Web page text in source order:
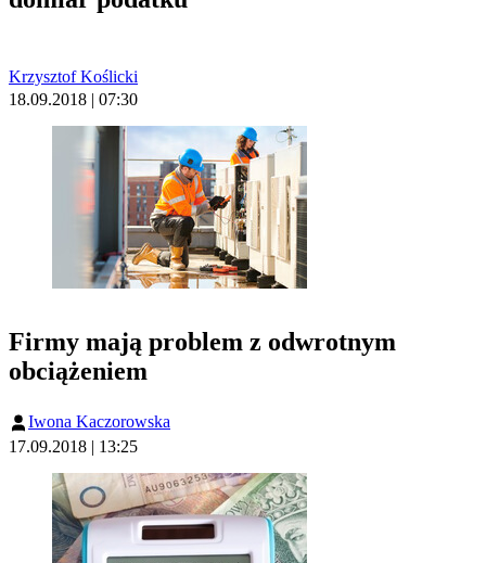
Krzysztof Koślicki
18.09.2018 | 07:30
Firmy mają problem z odwrotnym
obciążeniem
Iwona Kaczorowska
17.09.2018 | 13:25